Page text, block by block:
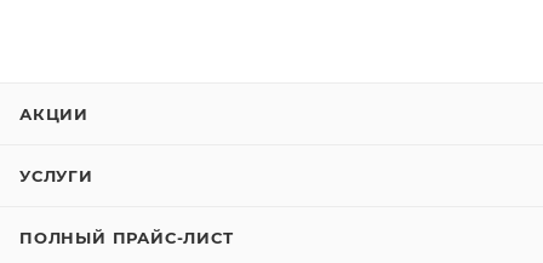
АКЦИИ
УСЛУГИ
ПОЛНЫЙ ПРАЙС-ЛИСТ